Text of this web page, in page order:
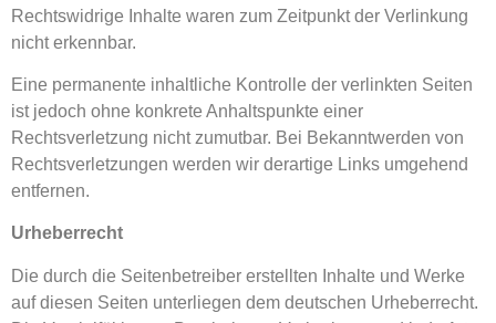
Rechtswidrige Inhalte waren zum Zeitpunkt der Verlinkung
nicht erkennbar.
Eine permanente inhaltliche Kontrolle der verlinkten Seiten
ist jedoch ohne konkrete Anhaltspunkte einer
Rechtsverletzung nicht zumutbar. Bei Bekanntwerden von
Rechtsverletzungen werden wir derartige Links umgehend
entfernen.
Urheberrecht
Die durch die Seitenbetreiber erstellten Inhalte und Werke
auf diesen Seiten unterliegen dem deutschen Urheberrecht.